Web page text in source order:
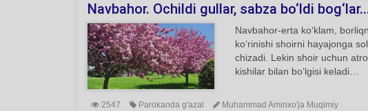
Navbahor. Ochildi gullar, sabza bo‘ldi
Navbahor-erta ko‘klam,
ko‘rinishi shoirni hayajonga
chizadi. Lekin shoir uchun
kishilar bilan bo‘lgisi keladi…
2547 Parokanda g'azal Muhammad Aminxo'ja Muqimiy